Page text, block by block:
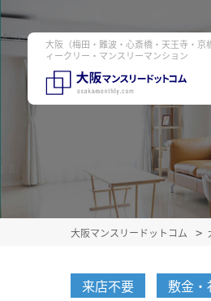
大阪（梅田・難波・心斎橋・天王寺・京
ィークリー・マンスリーマンション
大阪マンスリードットコム
来店不要 敷金・